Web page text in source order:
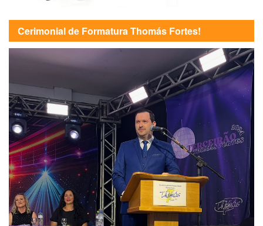
Cerimonial de Formatura Thomás Fortes!